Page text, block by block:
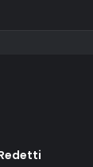
Redetti